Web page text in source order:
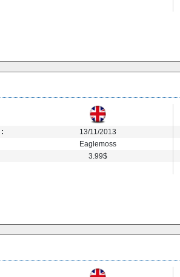
13/11/2013
Eaglemoss
3.99$